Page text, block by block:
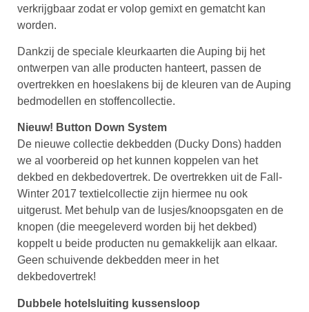
verkrijgbaar zodat er volop gemixt en gematcht kan
worden.
Dankzij de speciale kleurkaarten die Auping bij het
ontwerpen van alle producten hanteert, passen de
overtrekken en hoeslakens bij de kleuren van de Auping
bedmodellen en stoffencollectie.
Nieuw! Button Down System
De nieuwe collectie dekbedden (Ducky Dons) hadden
we al voorbereid op het kunnen koppelen van het
dekbed en dekbedovertrek. De overtrekken uit de Fall-
Winter 2017 textielcollectie zijn hiermee nu ook
uitgerust. Met behulp van de lusjes/knoopsgaten en de
knopen (die meegeleverd worden bij het dekbed)
koppelt u beide producten nu gemakkelijk aan elkaar.
Geen schuivende dekbedden meer in het
dekbedovertrek!
Dubbele hotelsluiting kussensloop